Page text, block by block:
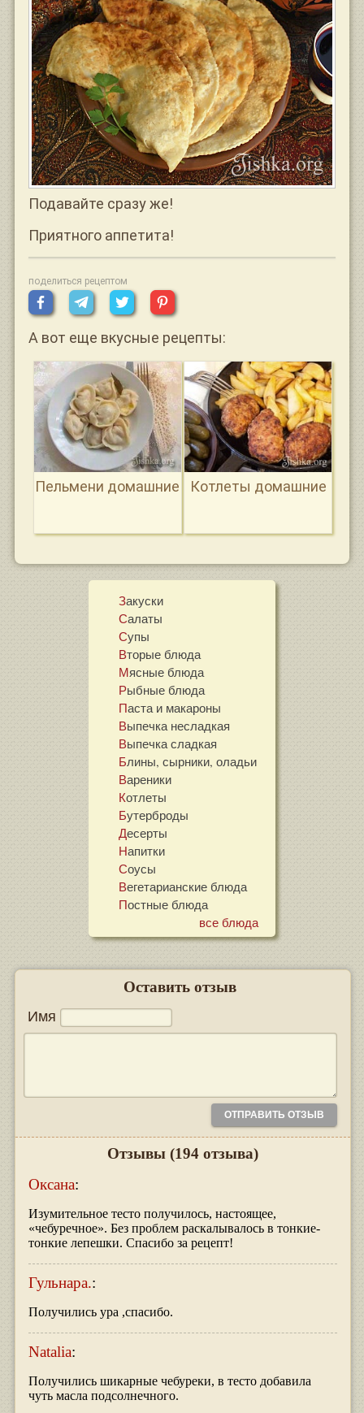
Подавайте сразу же!
Приятного аппетита!
поделиться рецептом
А вот еще вкусные рецепты:
Пельмени домашние Котлеты домашние
Закуски
Салаты
Супы
Вторые блюда
Мясные блюда
Рыбные блюда
Паста и макароны
Выпечка несладкая
Выпечка сладкая
Блины, сырники, оладьи
Вареники
Котлеты
Бутерброды
Десерты
Напитки
Соусы
Вегетарианские блюда
Постные блюда
все блюда
Оставить отзыв
Имя
Отзывы (194 отзыва)
Оксана:
Изумительное тесто получилось, настоящее,
«чебуречное». Без проблем раскалывалось в тонкие-
тонкие лепешки. Спасибо за рецепт!
Гульнара.:
Получились ура ,спасибо.
Natalia:
Получились шикарные чебуреки, в тесто добавила
чуть масла подсолнечного.